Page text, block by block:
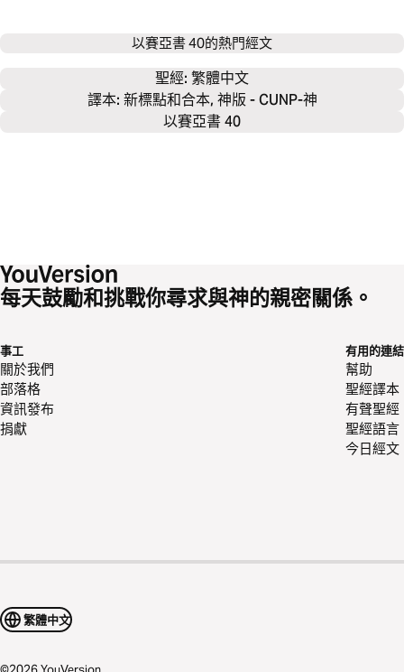
以賽亞書 40的熱門經文
聖經: 繁體中文
譯本: 新標點和合本, 神版 - CUNP-神
以賽亞書 40
每天鼓勵和挑戰你尋求與神的親密關係。
事工
關於我們
部落格
資訊發布
捐獻
有用的連結
幫助
聖經譯本
有聲聖經
聖經語言
今日經文
繁體中文